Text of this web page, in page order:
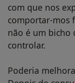
com que nos
comportar-mos
não é um bicho
controlar.
Poderia